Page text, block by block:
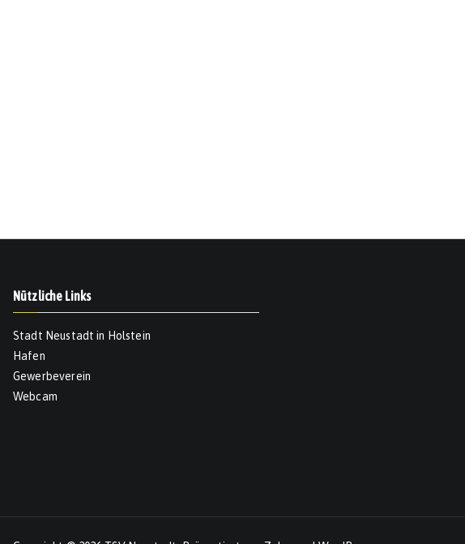
Nützliche Links
Stadt Neustadt in Holstein
Hafen
Gewerbeverein
Webcam